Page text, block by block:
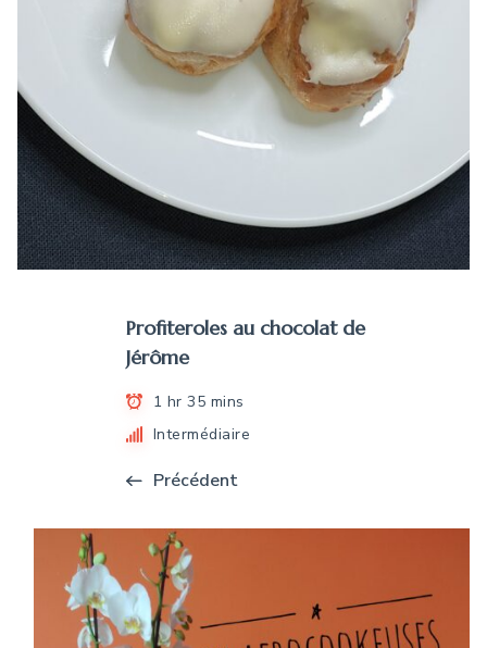
Profiteroles au chocolat de
Jérôme
1 hr 35 mins
Intermédiaire
Précédent